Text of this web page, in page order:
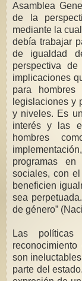
Asamblea
de la
mediante la
debía trabajar
de igualdad
perspectiva
implicaciones
para
legislaciones y
y niveles. Es
interés y las
hombres
programas
sociales, con
beneficien
sea
de género”
Las
son
parte del